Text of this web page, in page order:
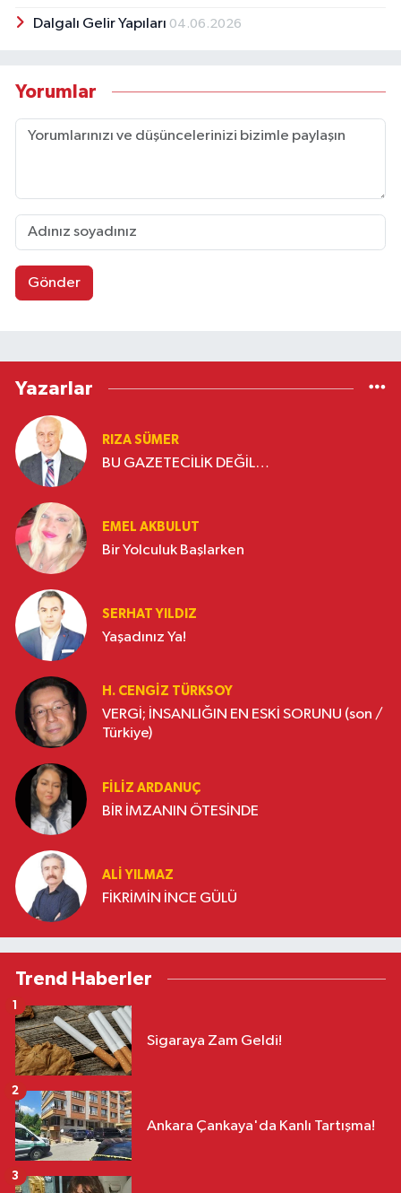
Dalgalı Gelir Yapıları 04.06.2026
Yorumlar
Gönder
Yazarlar
RIZA SÜMER
BU GAZETECİLİK DEĞİL…
EMEL AKBULUT
Bir Yolculuk Başlarken
SERHAT YILDIZ
Yaşadınız Ya!
H. CENGIZ TÜRKSOY
VERGİ; İNSANLIĞIN EN ESKİ SORUNU (son /
Türkiye)
FILIZ ARDANUÇ
BİR İMZANIN ÖTESİNDE
ALI YILMAZ
FİKRİMİN İNCE GÜLÜ
Trend Haberler
Sigaraya Zam Geldi!
1
Ankara Çankaya'da Kanlı Tartışma!
2
3